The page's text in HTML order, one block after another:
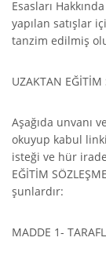
Esasları
yapılan satışlar
tanzim edilmiş
UZAKTAN EĞİTİM
Aşağıda unvanı
okuyup kabul
isteği ve hür
EĞİTİM
şunlardır:
MADDE 1-